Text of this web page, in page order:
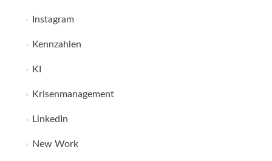
Instagram
Kennzahlen
KI
Krisenmanagement
LinkedIn
New Work